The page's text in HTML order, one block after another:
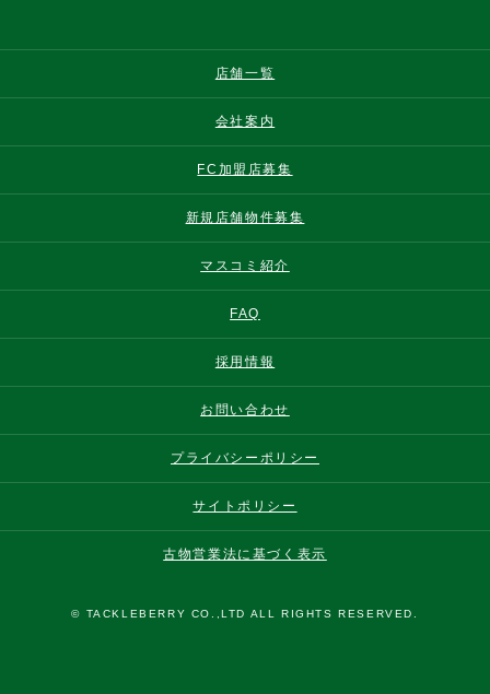
店舗一覧
会社案内
FC加盟店募集
新規店舗物件募集
マスコミ紹介
FAQ
採用情報
お問い合わせ
プライバシーポリシー
サイトポリシー
古物営業法に基づく表示
© TACKLEBERRY CO.,LTD ALL RIGHTS RESERVED.